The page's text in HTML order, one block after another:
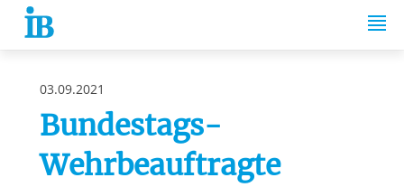
Springe zum Inhalt
03.09.2021
Bundestags-
Wehrbeauftragte